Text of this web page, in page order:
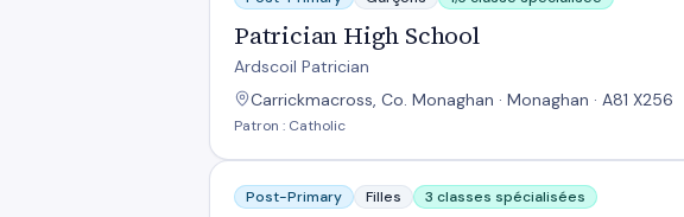
Patrician High School
Ardscoil Patrician
Carrickmacross, Co. Monaghan · Monaghan · A81 X256
Patron : Catholic
St Louis Secondary School
Post-Primary Filles 3 classes spécialisées